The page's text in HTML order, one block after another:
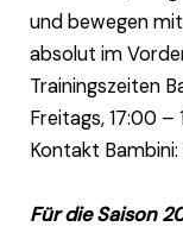
und bewegen
absolut im
Trainingszeiten
Freitags, 17:00 –
Kontakt Bambini:
Für die Saison